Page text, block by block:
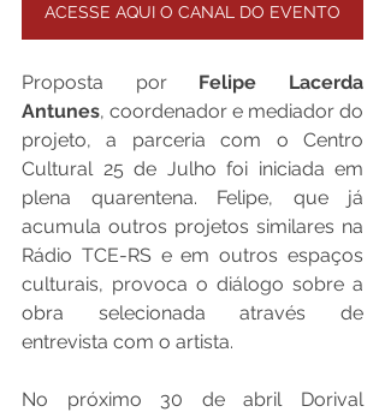
ACESSE AQUI O CANAL DO EVENTO
Proposta por Felipe Lacerda
Antunes, coordenador e mediador do
projeto, a parceria com o Centro
Cultural 25 de Julho foi iniciada em
plena quarentena. Felipe, que já
acumula outros projetos similares na
Rádio TCE-RS e em outros espaços
culturais, provoca o diálogo sobre a
obra selecionada através de
entrevista com o artista.
No próximo 30 de abril Dorival